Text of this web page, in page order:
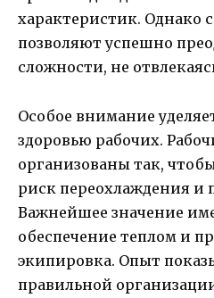
характеристик. Однако
позволяют успешно
сложности, не
Особое внимание
здоровью рабочих.
организованы так,
риск переохлаждения и
Важнейшее значение
обеспечение теплом и
экипировка. Опыт
правильной